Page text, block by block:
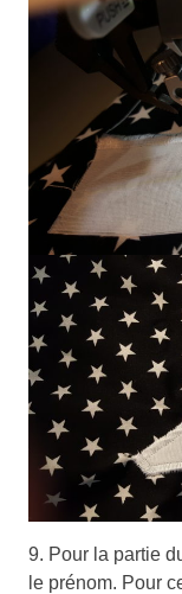
9. Pour la partie
le prénom. Pour